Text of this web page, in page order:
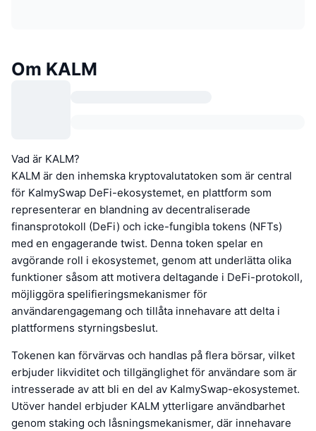
Om KALM
Vad är KALM?
KALM är den inhemska kryptovalutatoken som är central
för KalmySwap DeFi-ekosystemet, en plattform som
representerar en blandning av decentraliserade
finansprotokoll (DeFi) och icke-fungibla tokens (NFTs)
med en engagerande twist. Denna token spelar en
avgörande roll i ekosystemet, genom att underlätta olika
funktioner såsom att motivera deltagande i DeFi-protokoll,
möjliggöra spelifieringsmekanismer för
användarengagemang och tillåta innehavare att delta i
plattformens styrningsbeslut.
Tokenen kan förvärvas och handlas på flera börsar, vilket
erbjuder likviditet och tillgänglighet för användare som är
intresserade av att bli en del av KalmySwap-ekosystemet.
Utöver handel erbjuder KALM ytterligare användbarhet
genom staking och låsningsmekanismer, där innehavare